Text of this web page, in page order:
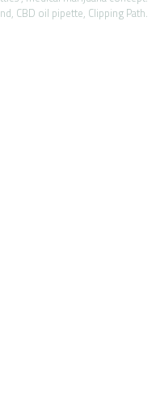
CBD oil pipette, Clipping Path.